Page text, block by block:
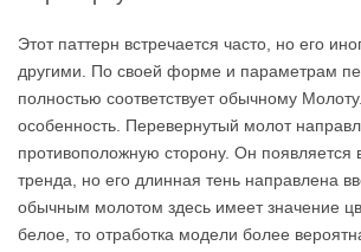
Этот паттерн встречается часто, но его
другими. По своей форме и параметрам
полностью соответствует обычному
особенность. Перевернутый молот
противоположную сторону. Он появляется
тренда, но его длинная тень направлена
обычным молотом здесь имеет значение
белое, то отработка модели более